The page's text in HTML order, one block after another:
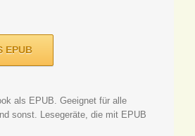
EPUB
als EPUB. Geeignet für alle
sonst. Lesegeräte, die mit EPUB